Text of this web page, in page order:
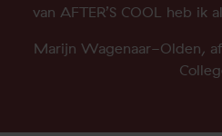
van AFTER’S COOL heb ik
Marijn Wagenaar-Olden,